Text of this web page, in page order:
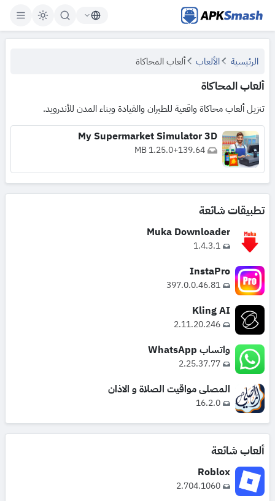
APKSmash
الرئيسية الألعاب ألعاب المحاكاة
ألعاب المحاكاة
تنزيل ألعاب محاكاة واقعية للطيران والقيادة وبناء المدن للأندرويد.
My Supermarket Simulator 3D
1.25.0+139.64 MB
تطبيقات شائعة
Muka Downloader
1.4.3.1
InstaPro
397.0.0.46.81
Kling AI
2.11.20.246
واتساب WhatsApp
2.25.37.77
المصلي مواقيت الصلاة و الاذان
16.2.0
ألعاب شائعة
Roblox
2.704.1060